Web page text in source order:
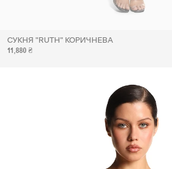
СУКНЯ "RUTH" КОРИЧНЕВА
11,880 ₴